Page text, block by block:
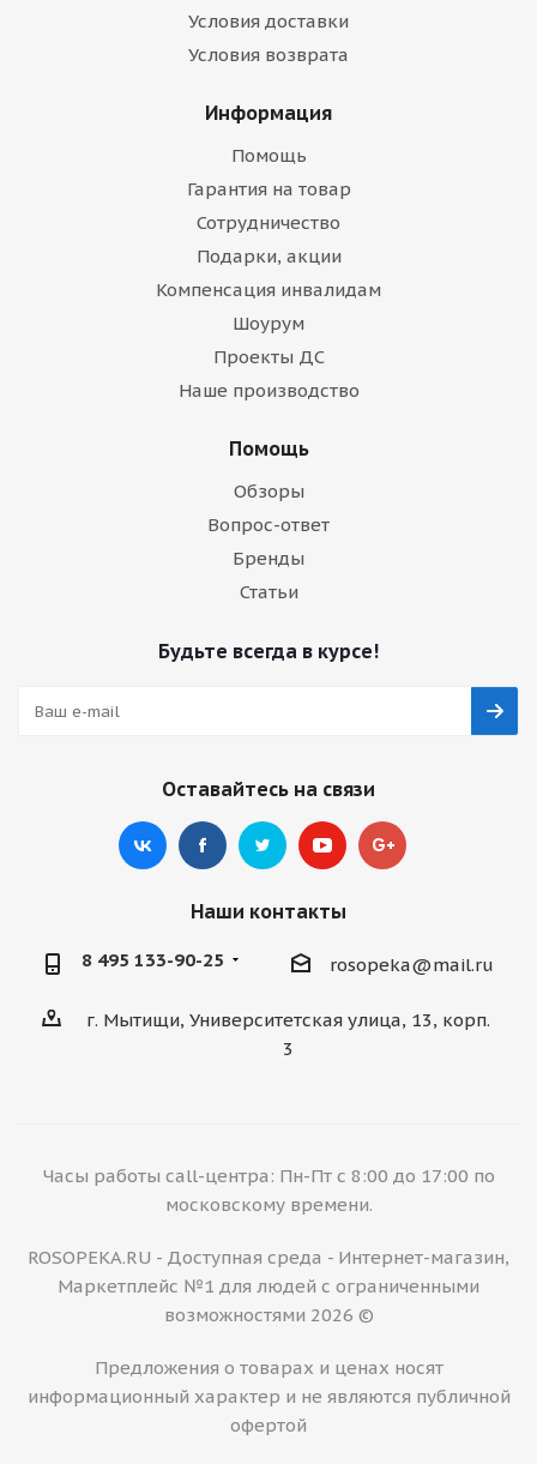
Условия доставки
Условия возврата
Информация
Помощь
Гарантия на товар
Сотрудничество
Подарки, акции
Компенсация инвалидам
Шоурум
Проекты ДС
Наше производство
Помощь
Обзоры
Вопрос-ответ
Бренды
Статьи
Будьте всегда в курсе!
Оставайтесь на связи
Наши контакты
8 495 133-90-25 rosopeka@mail.ru
г. Мытищи, Университетская улица, 13, корп.
3
Часы работы call-центра: Пн-Пт с 8:00 до 17:00 по
московскому времени.
ROSOPEKA.RU - Доступная среда - Интернет-магазин,
Маркетплейс №1 для людей с ограниченными
возможностями 2026 ©
Предложения о товарах и ценах носят
информационный характер и не являются публичной
офертой